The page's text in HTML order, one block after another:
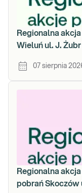
Regionalna
Wieluń ul. J. Żubr
07 sierpnia
Regionalna
pobrań Skoczów